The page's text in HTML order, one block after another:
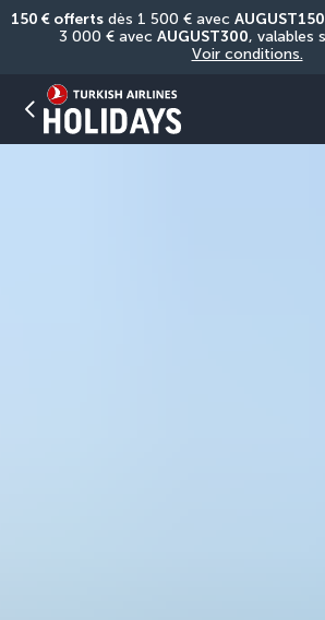
150 € offerts dès 1 500 € avec AUGUST150
3 000 € avec AUGUST300
Voir conditions.